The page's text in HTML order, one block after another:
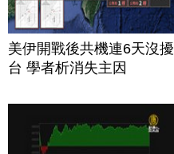
美伊開戰後共機連6天沒擾
台 學者析消失主因